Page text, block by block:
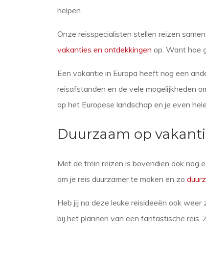
helpen.
Onze reisspecialisten stellen reizen
vakanties en ontdekkingen op. Want hoe
Een vakantie in Europa heeft nog een
reisafstanden en de vele mogelijkheden
op het Europese landschap en je even
Duurzaam op
Met de trein reizen is bovendien ook nog
om je reis duurzamer te maken en zo
Heb jij na deze leuke reisideeën ook
bij het plannen van een fantastische reis.